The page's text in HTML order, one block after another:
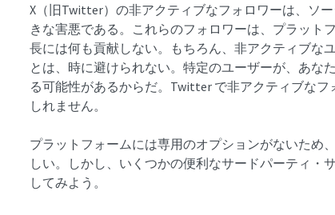
X（旧Twitter）の非アクティブなフォロワーは、ソ
きな害悪である。これらのフォロワーは、プラット
長には何も貢献しない。もちろん、非アクティブな
とは、時に避けられない。特定のユーザーが、あな
る可能性があるからだ。Twitter で非アクティブな
しれません。
プラットフォームには専用のオプションがないため
しい。しかし、いくつかの便利なサードパーティ・
してみよう。